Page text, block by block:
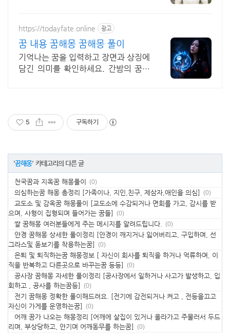
https://todayfate.online 광고
꿈 내용 꿈해몽 꿈해몽 풀이
기억나는 꿈을 입력하고 장면과 상징에
담긴 의미를 확인하세요. 간밤의 꿈에
5 구독하기
'꿈해몽' 카테고리의 다른 글
천국꿈과 지옥꿈 해몽풀이 (0)
의심하는꿈 해몽 총정리 [가족이나, 지인,친구, 제삼자,애인을 의심] (0)
교도소 및 감옥꿈 해몽풀이 [교도소에 수감되거나 면회를 가고, 감시를 받
으며, 사형이 집형되며 들어가는 꿈들] (0)
쌀 꿈해몽 여러분들에게 주는 메시지를 알려드립니다. (0)
안경 꿈해몽 상세한 풀이정리 [안경이 깨지거나 잃어버리고, 구입하며, 선
그라스및 돋보기를 착용하는꿈] (0)
은퇴 및 퇴직하는꿈 해몽정보 [ 자신이 회사를 퇴직을 하거나 억류하며, 이
직을 반복하고 다른곳으로 바꾸는꿈 등등] (0)
공사장 꿈해몽 자세한 풀이정리 [공사장에서 일하거나 사고가 발생하고, 입
회하고 , 공사를 하는꿈등] (0)
전기 꿈해몽 정확한 풀이해드려요. [전기에 감전되거나 켜고 , 전등을끄고
자신이 가게를 운영하는꿈] (0)
어깨 꿈가 나오는 해몽정리 [어깨에 살집이 있거나 올라가고 주물러서 두드
리며, 부상당하고, 안기며 어깨동무를 하는꿈] (0)